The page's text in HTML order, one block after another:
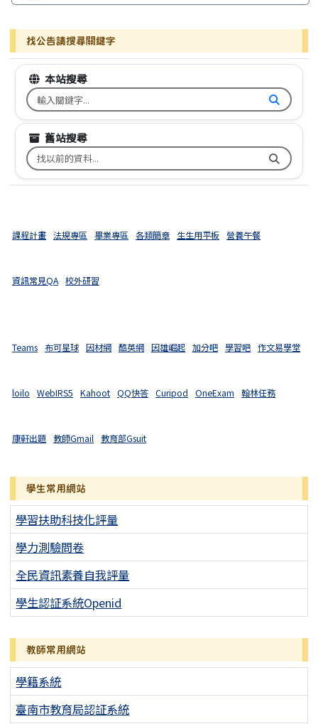
找公告請搜尋關鍵字
本站搜尋
搜尋台南市文元國小全球資訊網關鍵字
舊站搜尋
搜尋台南市文元國小舊校網關鍵字
課程計畫 法規專區 畢業專區 各類簡章 生生用平板 營養午餐
資訊常見QA 校外研習
Teams 布可星球 因材網 酷英網 因雄崛起 加分吧 學習吧 作文易學堂
loilo WebIRS5 Kahoot QQ快答 Curipod OneExam 翰林任務
康軒出題 教師Gmail 教育部Gsuit
學生常用網站
學習扶助科技化評量
學力測驗問卷
全民資訊素養自我評量
學生認証系統Openid
教師常用網站
學籍系統
臺南市教育局認証系統